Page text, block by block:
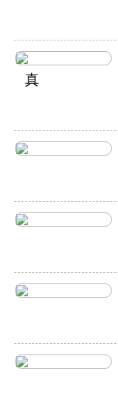
真